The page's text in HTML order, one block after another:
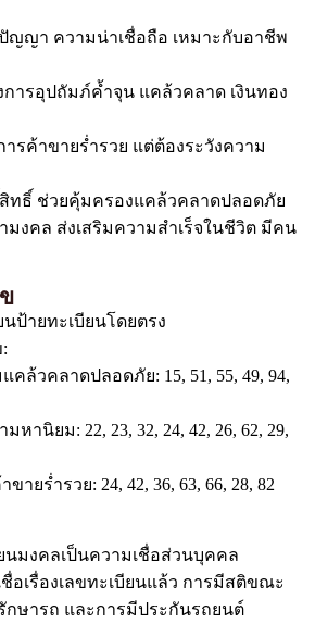
ปัญญา ความน่าเชื่อถือ เหมาะกับอาชีพ
การอุปถัมภ์ค้ำจุน แคล้วคลาด เงินทอง
ารค้าขายร่ำรวย แต่ต้องระวังความ
สิทธิ์ ช่วยคุ้มครองแคล้วคลาดปลอดภัย
มงคล ส่งเสริมความสำเร็จในชีวิต มีคน
ป้ายทะเบียนโดยตรง
คล้วคลาดปลอดภัย: 15, 51, 55, 49, 94,
หานิยม: 22, 23, 32, 24, 42, 26, 62, 29,
ายร่ำรวย: 24, 42, 36, 63, 66, 28, 82
นมงคลเป็นความเชื่อส่วนบุคคล
อเรื่องเลขทะเบียนแล้ว การมีสติขณะ
กษารถ และการมีประกันรถยนต์